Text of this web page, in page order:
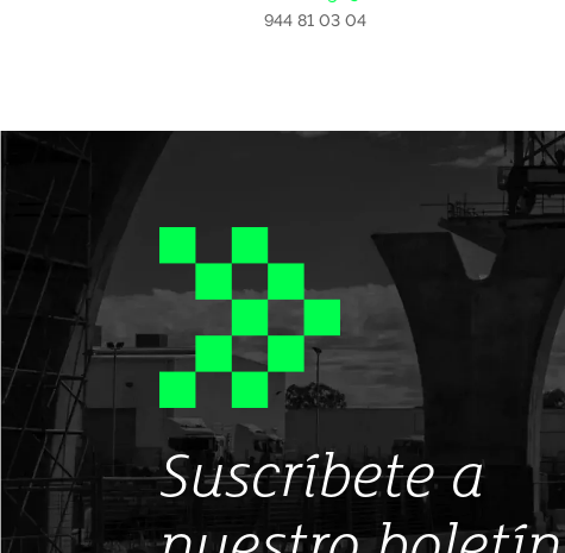
944 81 03 04
Suscríbete a